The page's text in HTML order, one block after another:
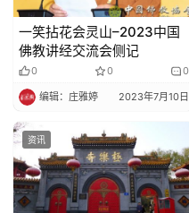
一笑拈花会灵山–2023中国
佛教讲经交流会侧记
0 0 0
编辑：庄雅婷 2023年7月10日
资讯